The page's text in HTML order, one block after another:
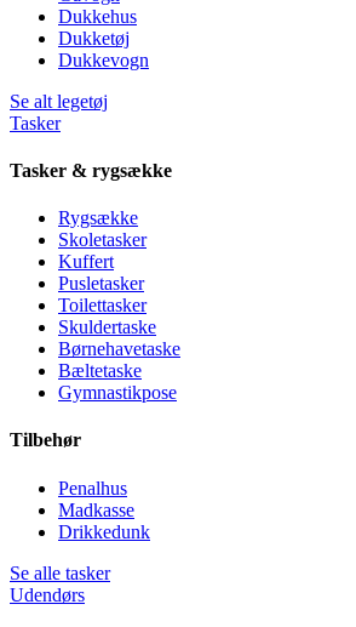
Dukkehus
Dukketøj
Dukkevogn
Se alt legetøj
Tasker
Tasker & rygsække
Rygsække
Skoletasker
Kuffert
Pusletasker
Toilettasker
Skuldertaske
Børnehavetaske
Bæltetaske
Gymnastikpose
Tilbehør
Penalhus
Madkasse
Drikkedunk
Se alle tasker
Udendørs